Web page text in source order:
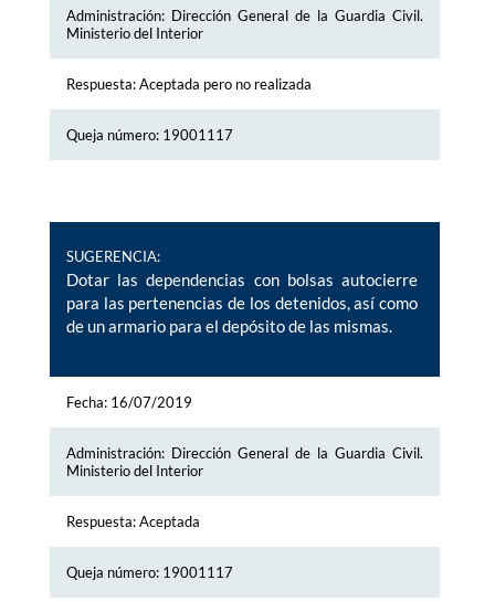
Administración: Dirección General de la Guardia Civil.
Ministerio del Interior
Respuesta: Aceptada pero no realizada
Queja número: 19001117
SUGERENCIA:
Dotar las dependencias con bolsas autocierre
para las pertenencias de los detenidos, así como
de un armario para el depósito de las mismas.
Fecha: 16/07/2019
Administración: Dirección General de la Guardia Civil.
Ministerio del Interior
Respuesta: Aceptada
Queja número: 19001117